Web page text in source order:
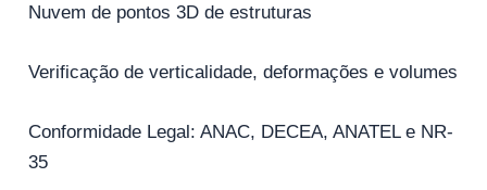
Nuvem de pontos 3D de estruturas
Verificação de verticalidade, deformações e volumes
Conformidade Legal: ANAC, DECEA, ANATEL e NR-
35